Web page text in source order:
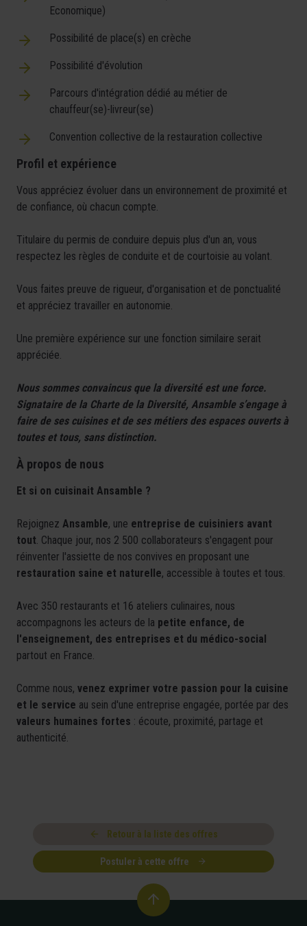
Economique)
Possibilité de place(s) en crèche
Possibilité d'évolution
Parcours d'intégration dédié au métier de
chauffeur(se)-livreur(se)
Convention collective de la restauration collective
Profil et expérience
Vous appréciez évoluer dans un environnement de proximité et
de confiance, où chacun compte.
Titulaire du permis de conduire depuis plus d'un an, vous
respectez les règles de conduite et de courtoisie au volant.
Vous faites preuve de rigueur, d'organisation et de ponctualité
et appréciez travailler en autonomie.
Une première expérience sur une fonction similaire serait
appréciée.
Nous sommes convaincus que la diversité est une force.
Signataire de la Charte de la Diversité, Ansamble s’engage à
faire de ses cuisines et de ses métiers des espaces ouverts à
toutes et tous, sans distinction.
À propos de nous
Et si on cuisinait Ansamble ?
Rejoignez Ansamble, une entreprise de cuisiniers avant
tout. Chaque jour, nos 2 500 collaborateurs s'engagent pour
réinventer l'assiette de nos convives en proposant une
restauration saine et naturelle, accessible à toutes et tous.
Avec 350 restaurants et 16 ateliers culinaires, nous
accompagnons les acteurs de la petite enfance, de
l'enseignement, des entreprises et du médico-social
partout en France.
Comme nous, venez exprimer votre passion pour la cuisine
et le service au sein d'une entreprise engagée, portée par des
valeurs humaines fortes : écoute, proximité, partage et
authenticité.
Retour à la liste des offres
Postuler à cette offre